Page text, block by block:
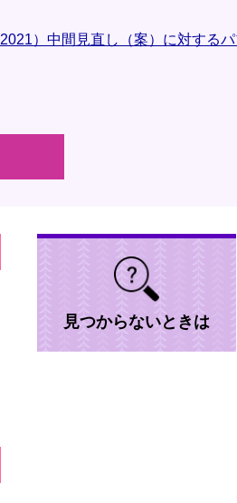
）中間見直し（案）に対する
見つからないときは